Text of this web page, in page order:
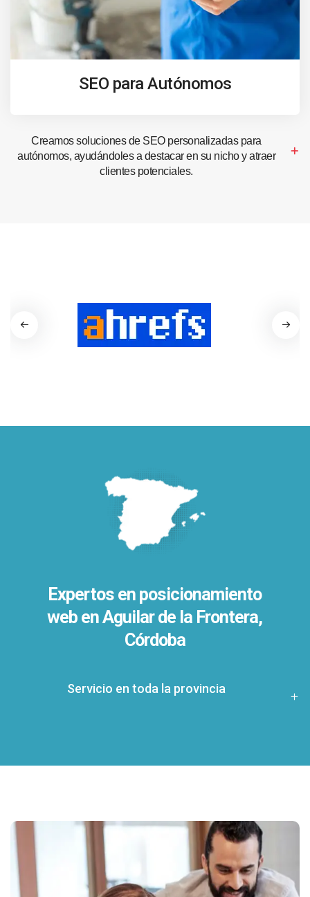
SEO para Autónomos
Creamos soluciones de SEO personalizadas para
autónomos, ayudándoles a destacar en su nicho y atraer
clientes potenciales.
Expertos en posicionamiento
web en Aguilar de la Frontera,
Córdoba
Servicio en toda la provincia